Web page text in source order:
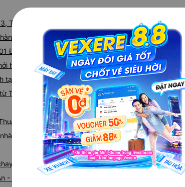
Tx. Thuận An, Bình Dương, Vietnam
tại 1 Đại lộ Bình Dương, Thuận An, Bình Dương
Đại Lộ Bình Dương
hành tại 395 Kinh Đ. Vương (Bến xe Miền Tây)
tại Số 01 Đại lộ Bình Dương, Khu phố Bình Giao
Thuận An đi M`Đrăk
An
xe Thuận An M`Đrăk
tuyến đường Thuận An đi M`Đrăk
- M`Đrăk